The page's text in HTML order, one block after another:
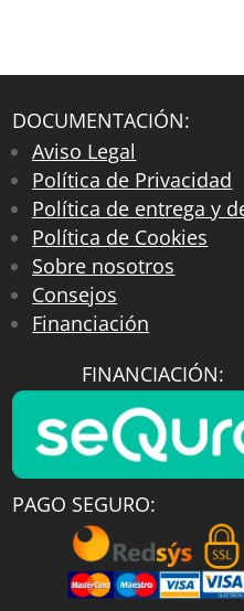
DOCUMENTACIÓN:
Aviso Legal
Política de Privacidad
Política de entrega y
Política de Cookies
Sobre nosotros
Consejos
Financiación
FINANCIACIÓN:
PAGO SEGURO: